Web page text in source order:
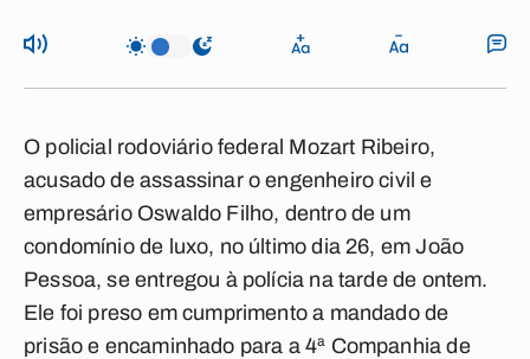
O policial rodoviário federal Mozart Ribeiro,
acusado de assassinar o engenheiro civil e
empresário Oswaldo Filho, dentro de um
condomínio de luxo, no último dia 26, em João
Pessoa, se entregou à polícia na tarde de ontem.
Ele foi preso em cumprimento a mandado de
prisão e encaminhado para a 4ª Companhia de